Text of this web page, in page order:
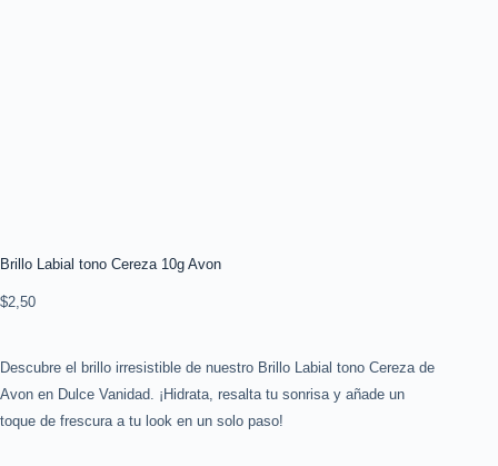
Brillo Labial tono Cereza 10g Avon
$2,50
Descubre el brillo irresistible de nuestro Brillo Labial tono Cereza de
Avon en Dulce Vanidad. ¡Hidrata, resalta tu sonrisa y añade un
toque de frescura a tu look en un solo paso!